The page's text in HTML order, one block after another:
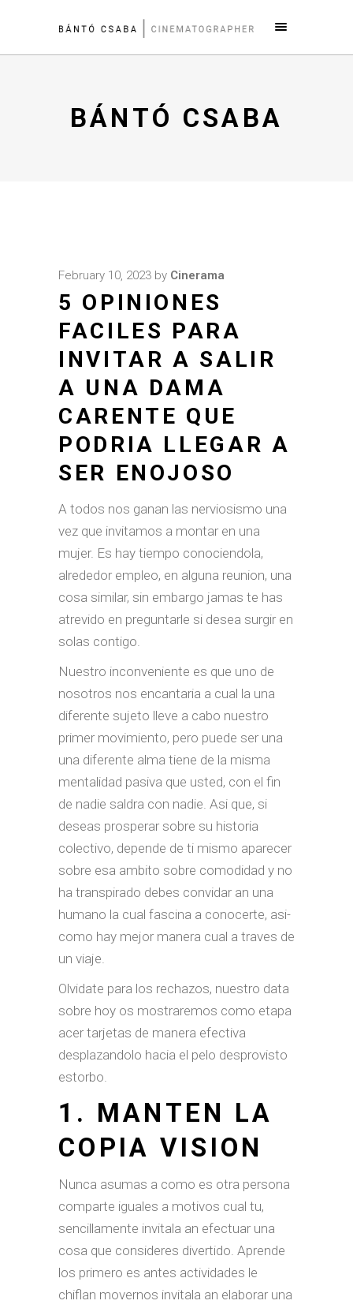
BÁNTÓ CSABA
February 10, 2023 by Cinerama
5 OPINIONES
FACILES PARA
INVITAR A SALIR
A UNA DAMA
CARENTE QUE
PODRI­A LLEGAR A
SER ENOJOSO
A todos nos ganan las nerviosismo una
vez que invitamos a montar en una
mujer. Es hay tiempo conociendola,
alrededor empleo, en alguna reunion, una
cosa similar, sin embargo jamas te has
atrevido en preguntarle si desea surgir en
solas contigo.
Nuestro inconveniente es que uno de
nosotros nos encantari­a a cual la una
diferente sujeto lleve a cabo nuestro
primer movimiento, pero puede ser una
una diferente alma tiene de la misma
mentalidad pasiva que usted, con el fin
de nadie saldra con nadie. Asi que, si
deseas prosperar sobre su historia
colectivo, depende de ti mismo aparecer
sobre esa ambito sobre comodidad y no
ha transpirado debes convidar an una
humano la cual fascina a conocerte, asi­
como hay mejor manera cual a traves de
un viaje.
Olvidate para los rechazos, nuestro data
sobre hoy os mostraremos como etapa
acer tarjetas de manera efectiva
desplazandolo hacia el pelo desprovisto
estorbo.
1. MANTEN LA
COPIA VISION
Nunca asumas a como es otra persona
comparte iguales a motivos cual tu,
sencillamente invitala an efectuar una
cosa que consideres divertido. Aprende
los primero es antes actividades le
chiflan movernos invitala an elaborar una